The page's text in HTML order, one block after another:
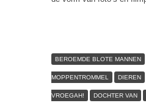
BEROEMDE BLOTE MANNEN
MOPPENTROMMEL DIEREN
VROEGAH! DOCHTER VAN